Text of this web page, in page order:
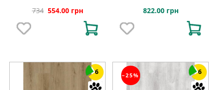
734 554.00 грн 822.00 грн
6 −25% 6